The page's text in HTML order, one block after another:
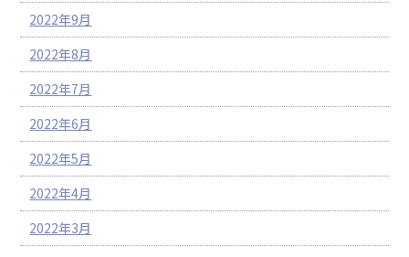
2022年9月
2022年8月
2022年7月
2022年6月
2022年5月
2022年4月
2022年3月